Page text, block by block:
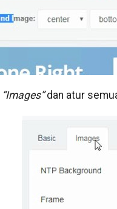
“Images”dan atur